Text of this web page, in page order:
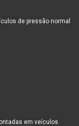
de pressão normal
em veículos